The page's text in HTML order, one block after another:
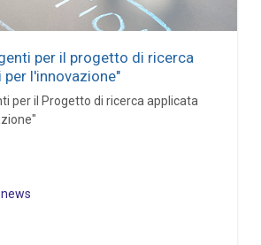
per il progetto di ricerca
per l'innovazione"
per il Progetto di ricerca applicata
news